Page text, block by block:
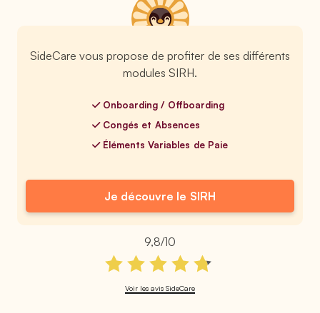
SideCare vous propose de profiter de ses différents
modules SIRH.
Onboarding / Offboarding
Congés et Absences
Éléments Variables de Paie
Je découvre le SIRH
9,8/10
Voir les avis SideCare